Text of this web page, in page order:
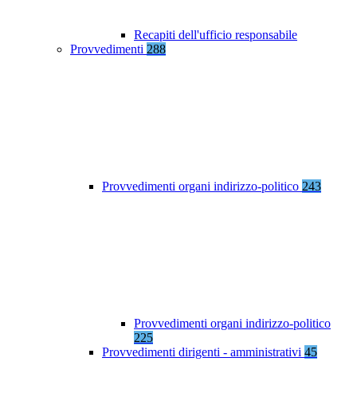
Recapiti dell'ufficio responsabile
Provvedimenti 288
Provvedimenti organi indirizzo-politico 243
Provvedimenti organi indirizzo-politico
225
Provvedimenti dirigenti - amministrativi 45